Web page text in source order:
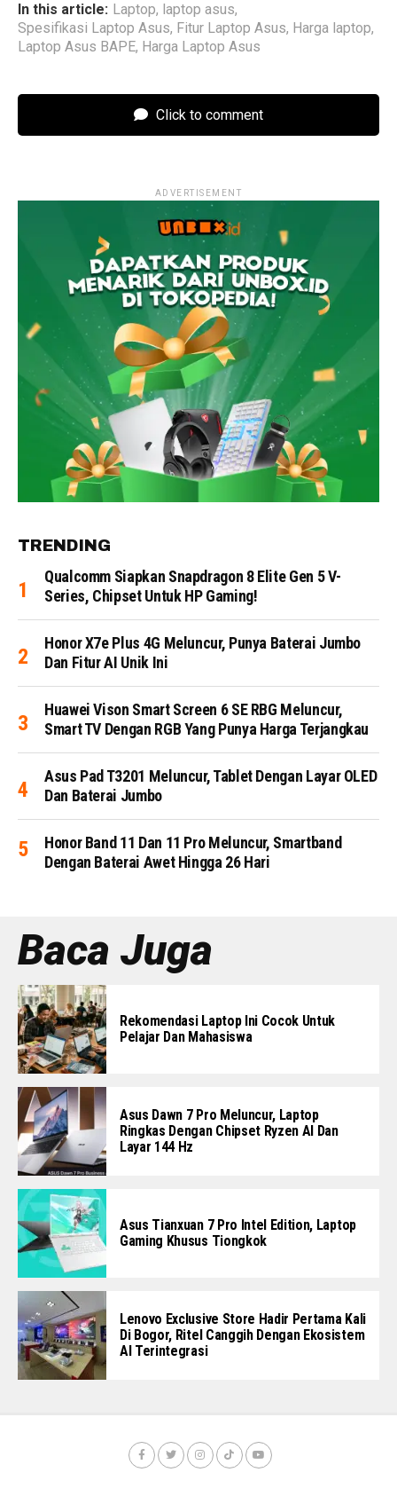
In this article: Laptop, laptop asus,
Spesifikasi Laptop Asus, Fitur Laptop Asus, Harga laptop,
Laptop Asus BAPE, Harga Laptop Asus
Click to comment
ADVERTISEMENT
TRENDING
Qualcomm Siapkan Snapdragon 8 Elite Gen 5 V-
Series, Chipset Untuk HP Gaming!
Honor X7e Plus 4G Meluncur, Punya Baterai Jumbo
Dan Fitur AI Unik Ini
Huawei Vison Smart Screen 6 SE RBG Meluncur,
Smart TV Dengan RGB Yang Punya Harga Terjangkau
Asus Pad T3201 Meluncur, Tablet Dengan Layar OLED
Dan Baterai Jumbo
Honor Band 11 Dan 11 Pro Meluncur, Smartband
Dengan Baterai Awet Hingga 26 Hari
Baca Juga
Rekomendasi Laptop Ini Cocok Untuk
Pelajar Dan Mahasiswa
Asus Dawn 7 Pro Meluncur, Laptop
Ringkas Dengan Chipset Ryzen AI Dan
Layar 144 Hz
Asus Tianxuan 7 Pro Intel Edition, Laptop
Gaming Khusus Tiongkok
Lenovo Exclusive Store Hadir Pertama Kali
Di Bogor, Ritel Canggih Dengan Ekosistem
AI Terintegrasi